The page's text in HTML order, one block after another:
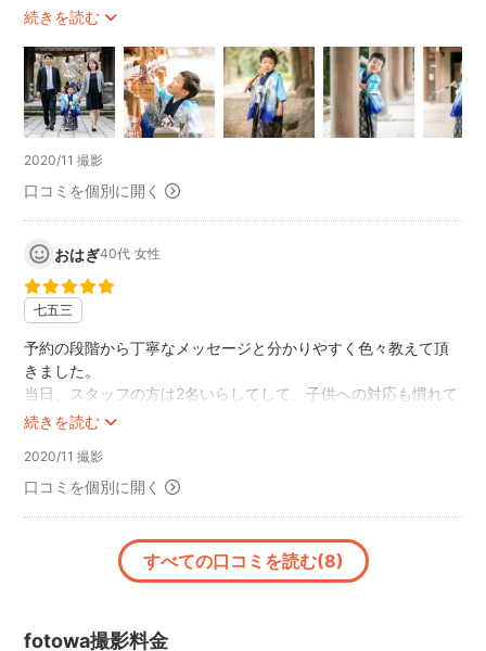
続きを読む
当日の段取はとてもスムーズで、撮影も子どものペースに合わ
た。
写真の仕上がりも大満足です！
ぜひまたお願いしたいです！ありがとうございました。
2020/11 撮影
口コミを個別に開く
おはぎ40代 女性
七五三
続きを読む
予約の段階から丁寧なメッセージと分かりやすく色々教えて頂
きました。
当日、スタッフの方は2名いらしてして、子供への対応も慣れて
いて、早生まれでまだ2歳の子供も笑顔で撮影できました。撮影
が、充分撮れましたという事で、少し早めに切り上げていただ
いたのも子供への配慮が感じられて良かったです。出来上がり
すので、宜しくお願いします。
2020/11 撮影
口コミを個別に開く
すべての口コミを読む(8)
fotowa撮影料金